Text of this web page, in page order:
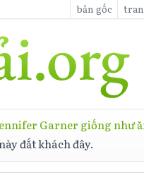
bản gốc
Garner giống như
đắt khách đây.